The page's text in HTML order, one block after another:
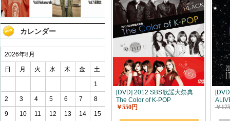
カレンダー
2026年8月
日 月 火 水 木 金 土
1
2 3 4 5 6 7 8
9 10 11 12 13 14 15
[DVD] 2012 SBS歌謡大祭典
The Color of K-POP
￥550円
￥